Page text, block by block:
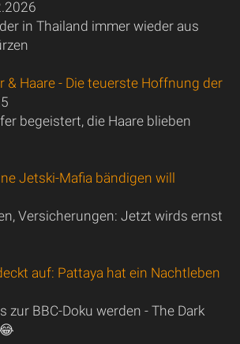
in Thailand immer wieder aus
& Haare - Die teuerste Hoffnung der
begeistert, die Haare blieben
Jetski-Mafia bändigen will
Versicherungen: Jetzt wirds ernst
auf: Pattaya hat ein Nachtleben
zur BBC-Doku werden - The Dark